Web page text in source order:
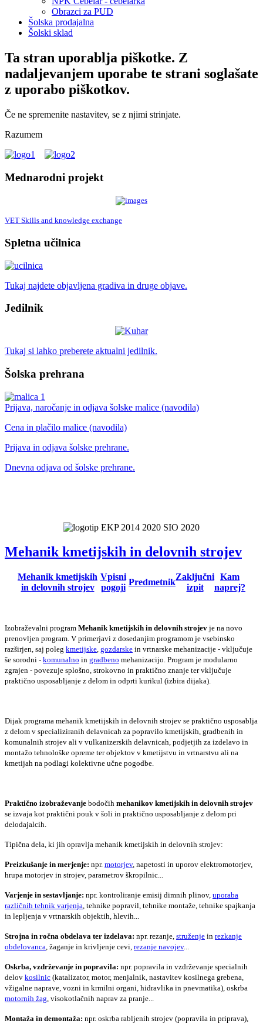
Obrazci za PUD
Šolska prodajalna
Šolski sklad
Ta stran uporablja piškotke. Z
nadaljevanjem uporabe te strani soglašate
z uporabo piškotkov.
Če ne spremenite nastavitev, se z njimi strinjate.
Razumem
Mednarodni projekt
VET Skills and knowledge exchange
Spletna učilnica
Tukaj najdete objavljena gradiva in druge objave.
Jedilnik
Tukaj si lahko preberete aktualni jedilnik.
Šolska prehrana
Prijava, naročanje in odjava šolske malice (navodila)
Cena in plačilo malice (navodila)
Prijava in odjava šolske prehrane.
Dnevna odjava od šolske prehrane.
Mehanik kmetijskih in delovnih strojev
Mehanik kmetijskih
in delovnih strojev
Vpisni
pogoji
Predmetnik
Zaključni
izpit
Kam
naprej?
Izobraževalni program Mehanik kmetijskih in delovnih strojev je na novo
prenovljen program. V primerjavi z dosedanjim programom je vsebinsko
razširjen, saj poleg kmetijske, gozdarske in vrtnarske mehanizacije - vključuje
še sorodni - komunalno in gradbeno mehanizacijo. Program je modularno
zgrajen - povezuje splošno, strokovno in praktično znanje ter vključuje
praktično usposabljanje z delom in odprti kurikul (izbira dijaka).
Dijak programa mehanik kmetijskih in delovnih strojev se praktično usposablja
z delom v specializiranih delavnicah za popravilo kmetijskih, gradbenih in
komunalnih strojev ali v vulkanizerskih delavnicah, podjetjih za izdelavo in
montažo tehnološke opreme ter objektov v kmetijstvu in vrtnarstvu ali na
kmetijah na podlagi kolektivne učne pogodbe.
Praktično izobraževanje bodočih mehanikov kmetijskih in delovnih strojev
se izvaja kot praktični pouk v šoli in praktično usposabljanje z delom pri
delodajalcih.
Tipična dela, ki jih opravlja mehanik kmetijskih in delovnih strojev:
Preizkušanje in merjenje: npr. motorjev, napetosti in uporov elektromotorjev,
hrupa motorjev in strojev, parametrov škropilnic...
Varjenje in sestavljanje: npr. kontroliranje emisij dimnih plinov, uporaba
različnih tehnik varjenja, tehnike popravil, tehnike montaže, tehnike spajkanja
in lepljenja v vrtnarskih objektih, hlevih...
Strojna in ročna obdelava ter izdelava: npr. rezanje, struženje in rezkanje
obdelovanca, žaganje in krivljenje cevi, rezanje navojev...
Oskrba, vzdrževanje in popravila: npr. popravila in vzdrževanje specialnih
delov kosilnic (katalizator, motor, menjalnik, nastavitev kosilnega grebena,
vžigalne naprave, vozni in krmilni organi, hidravlika in pnevmatika), oskrba
motornih žag, visokotlačnih naprav za pranje...
Montaža in demontaža: npr. oskrba rabljenih strojev (popravila in priprava),